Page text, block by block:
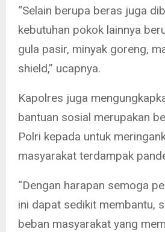
“Selain berupa beras juga
kebutuhan pokok lainnya
gula pasir, minyak goreng,
shield,” ucapnya.
Kapolres juga
bantuan sosial merupakan
Polri kepada untuk
masyarakat terdampak
“Dengan harapan semoga
ini dapat sedikit membantu,
beban masyarakat yang